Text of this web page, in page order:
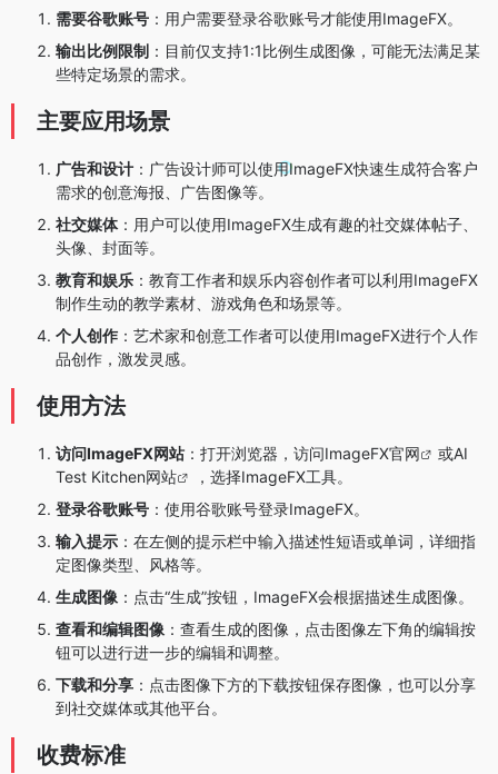
需要谷歌账号 ：用户需要登录谷歌账号才能使用ImageFX。
输出比例限制 ：目前仅支持1:1比例生成图像，可能无法满足某
些特定场景的需求。
主要应用场景
广告和设计 ：广告设计师可以使用ImageFX快速生成符合客户
需求的创意海报、广告图像等。
社交媒体：用户可以使用ImageFX生成有趣的社交媒体帖子、
头像、封面等。
教育和娱乐 ：教育工作者和娱乐内容创作者可以利用ImageFX
制作生动的教学素材、游戏角色和场景等。
个人创作 ：艺术家和创意工作者可以使用ImageFX进行个人作
品创作，激发灵感。
使用方法
访问ImageFX网站 ：打开浏览器，访问ImageFX官网 或AI
Test Kitchen网站
，选择ImageFX工具。
登录谷歌账号 ：使用谷歌账号登录ImageFX。
输入提示 ：在左侧的提示栏中输入描述性短语或单词，详细指
定图像类型、风格等。
生成图像 ：点击“生成”按钮，ImageFX会根据描述生成图像。
查看和编辑图像 ：查看生成的图像，点击图像左下角的编辑按
钮可以进行进一步的编辑和调整。
下载和分享 ：点击图像下方的下载按钮保存图像，也可以分享
到社交媒体或其他平台。
收费标准